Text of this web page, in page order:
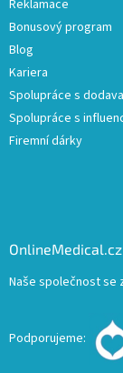
Reklamace
Bonusový program
Blog
Kariera
Spolupráce s
Spolupráce s
Firemní dárky
OnlineMedical.cz
Naše společnost se
Podporujeme: